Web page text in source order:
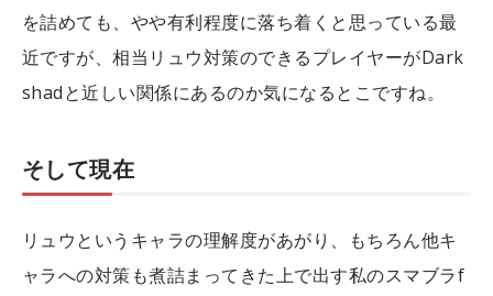
を詰めても、やや有利程度に落ち着くと思っている最
近ですが、相当リュウ対策のできるプレイヤーがDark
shadと近しい関係にあるのか気になるとこですね。
そして現在
リュウというキャラの理解度があがり、もちろん他キ
ャラへの対策も煮詰まってきた上で出す私のスマブラf